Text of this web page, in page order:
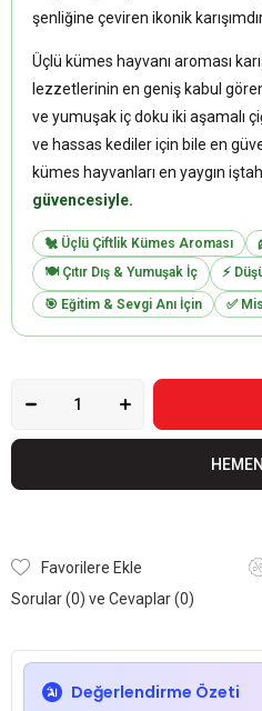
şenliğine çeviren ikonik
Üçlü kümes hayvanı aroması
lezzetlerinin en geniş kabul gören
ve yumuşak iç doku iki aşamalı
ve hassas kediler için bile en
kümes hayvanları en yaygın
güvencesiyle.
🐔 Üçlü Çiftlik Kümes Aroması
🍽️ Çıtır Dış & Yumuşak İç
⚡
🎯 Eğitim & Sevgi Anı İçin ✅
Favorilere Ekle
Sorular (0) ve Cevaplar (0)
Değerlendirme Özeti